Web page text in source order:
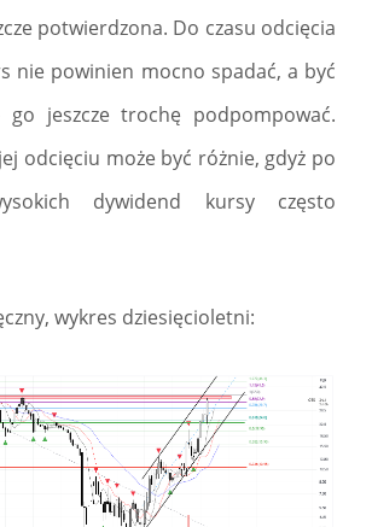
potwierdzona. Do czasu odcięcia
nie powinien mocno spadać, a być
jeszcze trochę podpompować.
odcięciu może być różnie, gdyż po
dywidend kursy często
wykres dziesięcioletni: